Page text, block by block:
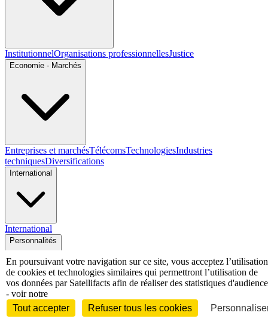
InstitutionnelOrganisations professionnellesJustice
Economie - Marchés
Entreprises et marchésTélécomsTechnologiesIndustries
techniquesDiversifications
International
International
Personnalités
InterviewBiographiesNominations /
mouvementsDistinctionsDisparitions VerbatimAu fil des (e)X
En poursuivant votre navigation sur ce site, vous acceptez l’utilisation
de cookies et technologies similaires qui permettront l’utilisation de
vos données par Satellifacts afin de réaliser des statistiques d'audience
- voir notre
Tout accepter
Refuser tous les cookies